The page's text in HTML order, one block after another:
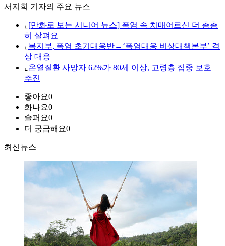
서지희 기자의 주요 뉴스
⌞ [만화로 보는 시니어 뉴스] 폭염 속 치매어르신 더 촘촘
히 살펴요
⌞ 복지부, 폭염 초기대응반→‘폭염대응 비상대책본부’ 격
상 대응
⌞ 온열질환 사망자 62%가 80세 이상, 고령층 집중 보호
추진
좋아요0
화나요0
슬퍼요0
더 궁금해요0
최신뉴스